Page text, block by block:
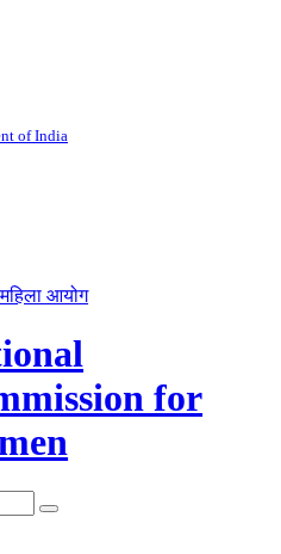
of India
महिला आयोग
for
search